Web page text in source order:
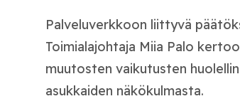
Palveluverkkoon liittyvä
Toimialajohtaja Miia Palo
muutosten vaikutusten
asukkaiden näkökulmasta.